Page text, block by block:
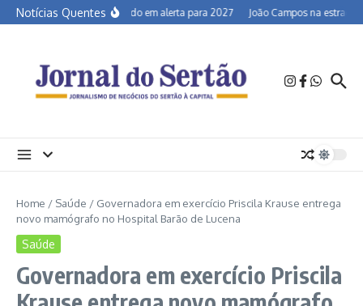
Ir para o conteúdo
Notícias QuentesSemiárido em alerta para 2027 João Campos na estrada
Home / Saúde / Governadora em exercício Priscila Krause entrega
novo mamógrafo no Hospital Barão de Lucena
Saúde
Governadora em exercício Priscila